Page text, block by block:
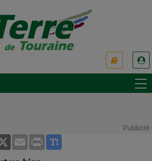
Publicité
X Email Print